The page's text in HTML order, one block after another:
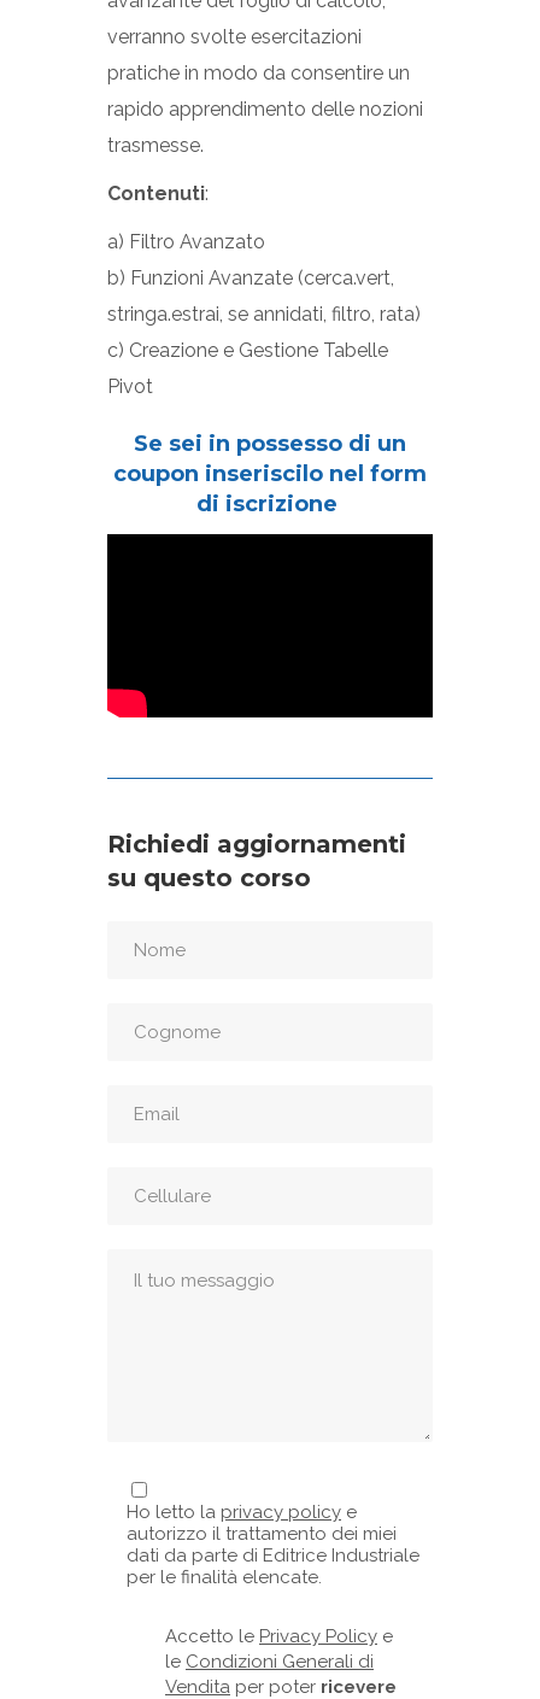
verranno svolte esercitazioni
pratiche in modo da consentire un
rapido apprendimento delle nozioni
trasmesse.
Contenuti:
a) Filtro Avanzato
b) Funzioni Avanzate (cerca.vert,
stringa.estrai, se annidati, filtro, rata)
c) Creazione e Gestione Tabelle
Pivot
Se sei in possesso di un
coupon inseriscilo nel form
di iscrizione
Richiedi aggiornamenti
su questo corso
Ho letto la privacy policy e
autorizzo il trattamento dei miei
dati da parte di Editrice Industriale
per le finalità elencate.
Accetto le Privacy Policy e
le Condizioni Generali di
Vendita per poter ricevere